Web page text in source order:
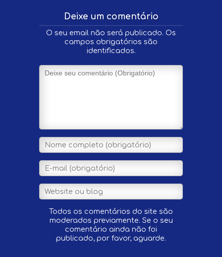
Deixe um comentário
O seu email não será publicado. Os
campos obrigatórios são
identificados.
Todos os comentários do site são
moderados previamente. Se o seu
comentário ainda não foi
publicado, por favor, aguarde.